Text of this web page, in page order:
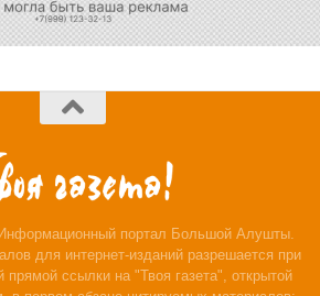
портал Большой Алушты.
для интернет-изданий разрешается при
прямой ссылки на "Твоя газета", открытой